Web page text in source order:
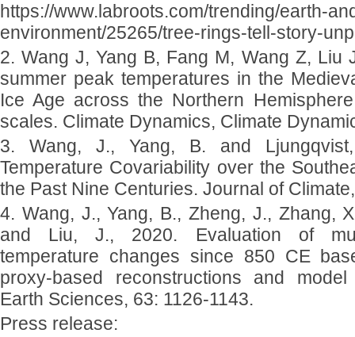
https://www.labroots.com/trending/earth-
environment/25265/tree-rings-tell-story-
2. Wang J, Yang B, Fang M, Wang Z, Liu
summer peak temperatures in the
Ice Age across the Northern
scales. Climate Dynamics, Climate
3. Wang, J., Yang, B. and
Temperature Covariability over the
the Past Nine Centuries. Journal of
4. Wang, J., Yang, B., Zheng, J., Zhang,
and Liu, J., 2020. Evaluation of
temperature changes since 850 CE
proxy-based reconstructions and
Earth Sciences, 63: 1126-1143.
Press release: